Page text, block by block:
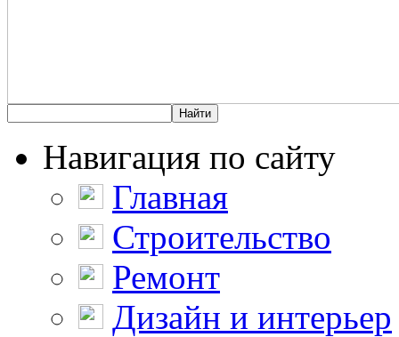
Навигация по сайту
Главная
Строительство
Ремонт
Дизайн и интерьер